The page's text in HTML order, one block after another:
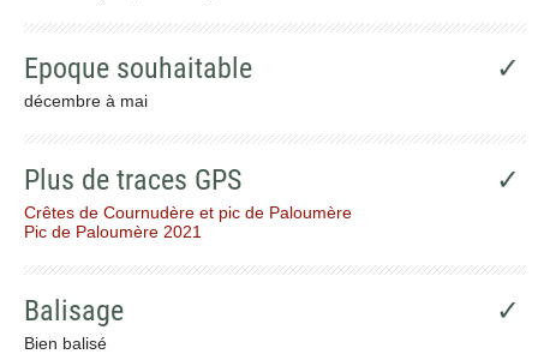
Epoque souhaitable ✓
décembre à mai
Plus de traces GPS ✓
Crêtes de Cournudère et pic de Paloumère
Pic de Paloumère 2021
Balisage ✓
Bien balisé